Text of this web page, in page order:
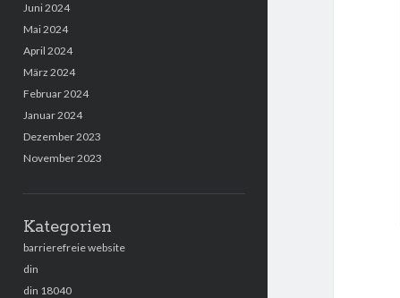
Juni 2024
Mai 2024
April 2024
März 2024
Februar 2024
Januar 2024
Dezember 2023
November 2023
Kategorien
barrierefreie website
din
din 18040